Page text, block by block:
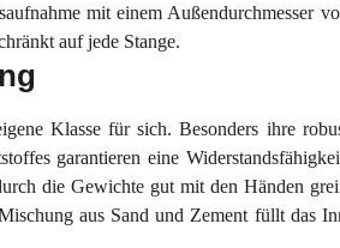
mit einem Außendurchmesser
auf jede Stange.
Klasse für sich. Besonders ihre
garantieren eine
die Gewichte gut mit den Händen
aus Sand und Zement füllt das